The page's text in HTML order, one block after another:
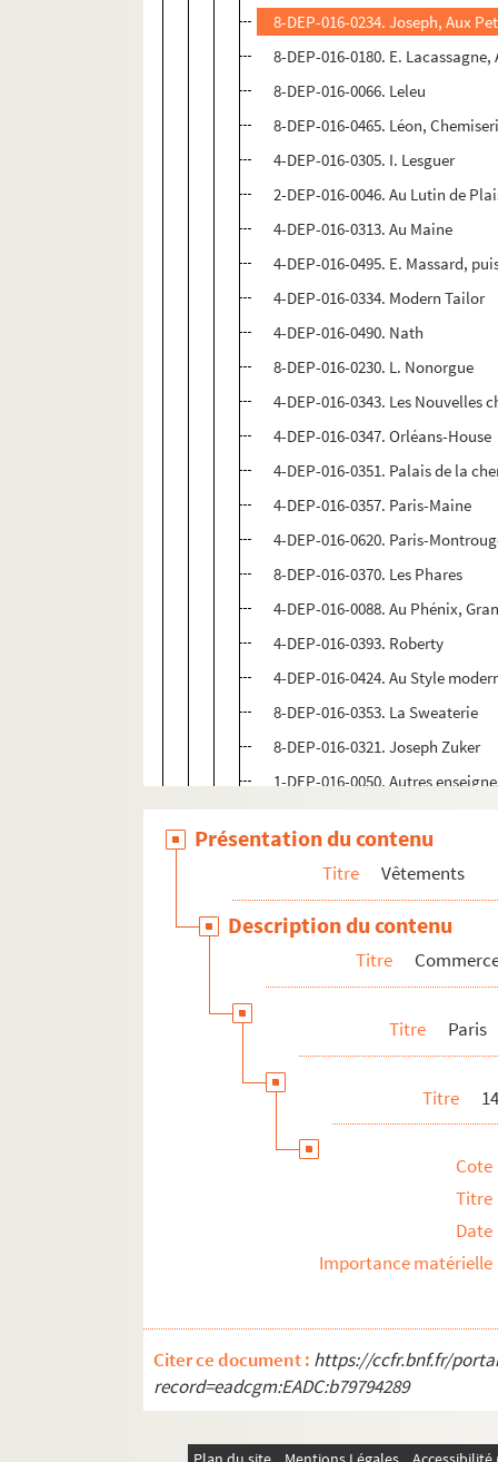
8-DEP-016-0234. Joseph, Aux
8-DEP-016-0180. E.
8-DEP-016-0066. Leleu
8-DEP-016-0465. Léon,
4-DEP-016-0305. I. Lesguer
2-DEP-016-0046. Au Lutin de
4-DEP-016-0313. Au Maine
4-DEP-016-0495. E. Massard,
4-DEP-016-0334. Modern Tailor
4-DEP-016-0490. Nath
8-DEP-016-0230. L. Nonorgue
4-DEP-016-0343. Les Nouvelles
4-DEP-016-0347. Orléans-House
4-DEP-016-0351. Palais de la
4-DEP-016-0357. Paris-Maine
4-DEP-016-0620. Paris-
8-DEP-016-0370. Les Phares
4-DEP-016-0088. Au Phénix,
4-DEP-016-0393. Roberty
4-DEP-016-0424. Au Style
8-DEP-016-0353. La Sweaterie
8-DEP-016-0321. Joseph Zuker
1-DEP-016-0050. Autres
17e arrondissement
18e arrondissement
19e arrondissement
20e arrondissement
Banlieue
Etranger
Chapeaux
Accessoires
Présentation du contenu
Titre Vêtements
Description du contenu
Titre
Titre Paris
Titre
Cote
Titre
Date
Importance matérielle
Citer ce document : https://ccfr.bnf.fr/
record=eadcgm:EADC:b79794289